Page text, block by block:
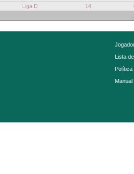
Liga D 14
Lista
Política